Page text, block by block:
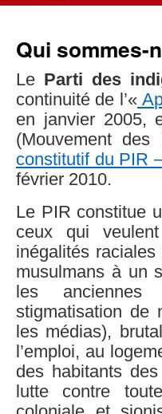
Qui sommes-
Le Parti des
continuité de l’«
en janvier 2005,
(Mouvement
constitutif du PIR
février 2010.
Le PIR constitue
ceux qui
inégalités
musulmans à un
les anciennes
stigmatisation de
les médias),
l’emploi, au
des habitants
lutte contre